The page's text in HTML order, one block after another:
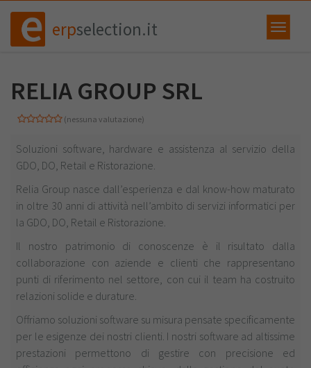
erpselection.it
RELIA GROUP SRL
(nessuna valutazione)
Soluzioni software, hardware e assistenza al servizio della
GDO, DO, Retail e Ristorazione.
Relia Group nasce dall’esperienza e dal know-how maturato
in oltre 30 anni di attività nell’ambito di servizi informatici per
la GDO, DO, Retail e Ristorazione.
Il nostro patrimonio di conoscenze è il risultato dalla
collaborazione con aziende e clienti che rappresentano
punti di riferimento nel settore, con cui il team ha costruito
relazioni solide e durature.
Offriamo soluzioni software su misura pensate specificamente
per le esigenze dei nostri clienti. I nostri software ad altissime
prestazioni permettono di gestire con precisione ed